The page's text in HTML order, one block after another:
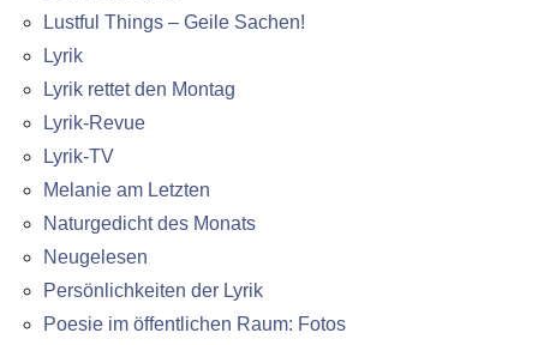
Lustful Things – Geile Sachen!
Lyrik
Lyrik rettet den Montag
Lyrik-Revue
Lyrik-TV
Melanie am Letzten
Naturgedicht des Monats
Neugelesen
Persönlichkeiten der Lyrik
Poesie im öffentlichen Raum: Fotos